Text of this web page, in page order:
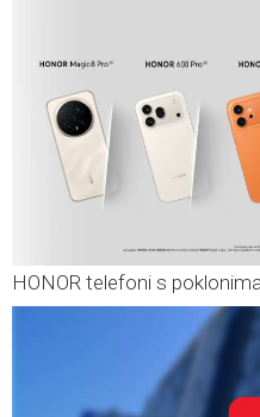
HONOR telefoni s